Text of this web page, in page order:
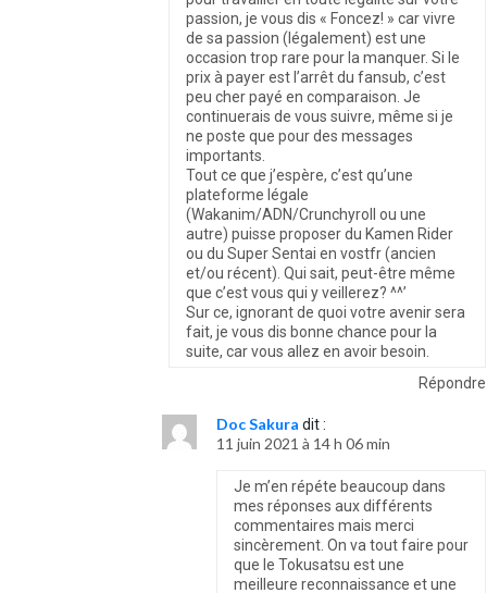
passion, je vous dis « Foncez! » car vivre
de sa passion (légalement) est une
occasion trop rare pour la manquer. Si le
prix à payer est l’arrêt du fansub, c’est
peu cher payé en comparaison. Je
continuerais de vous suivre, même si je
ne poste que pour des messages
importants.
Tout ce que j’espère, c’est qu’une
plateforme légale
(Wakanim/ADN/Crunchyroll ou une
autre) puisse proposer du Kamen Rider
ou du Super Sentai en vostfr (ancien
et/ou récent). Qui sait, peut-être même
que c’est vous qui y veillerez? ^^’
Sur ce, ignorant de quoi votre avenir sera
fait, je vous dis bonne chance pour la
suite, car vous allez en avoir besoin.
Répondre
Doc Sakura dit :
11 juin 2021 à 14 h 06 min
Je m’en répéte beaucoup dans
mes réponses aux différents
commentaires mais merci
sincèrement. On va tout faire pour
que le Tokusatsu est une
meilleure reconnaissance et une